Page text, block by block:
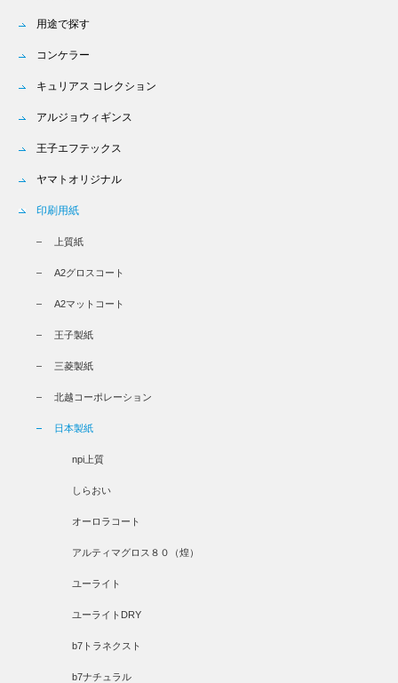
用途で探す
コンケラー
キュリアス コレクション
アルジョウィギンス
王子エフテックス
ヤマトオリジナル
印刷用紙
上質紙
A2グロスコート
A2マットコート
王子製紙
三菱製紙
北越コーポレーション
日本製紙
npi上質
しらおい
オーロラコート
アルティマグロス８０（煌）
ユーライト
ユーライトDRY
b7トラネクスト
b7ナチュラル